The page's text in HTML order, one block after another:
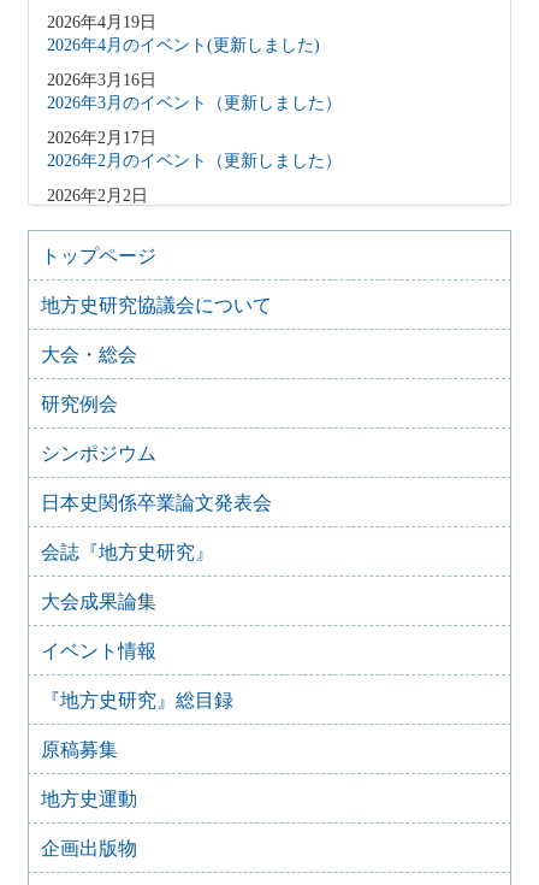
2026年4月19日
2026年4月のイベント(更新しました)
2026年3月16日
2026年3月のイベント（更新しました）
2026年2月17日
2026年2月のイベント（更新しました）
2026年2月2日
2026年1月9日
2026年1月のイベント(更新しました)
2025年12月10日
2025年12月のイベント
2025年10月31日
2025年11月のイベント（更新しました）
2025年9月20日
2025年10月のイベント(更新しました)
2025年8月のイベント
2025年7月27日
2025年7月のイベント(更新しました)
2025年6月2日
2025年6月のイベント
2025年4月26日
2025年5月のイベント
2025年4月25日
2025年4月のイベント(更新しました)
2025年3月1日
2025年3月のイベント
2025年2月のイベント
トップページ
地方史研究協議会について
大会・総会
研究例会
シンポジウム
日本史関係卒業論文発表会
会誌『地方史研究』
大会成果論集
イベント情報
『地方史研究』総目録
原稿募集
地方史運動
企画出版物